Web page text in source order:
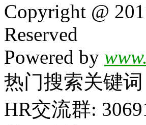
Copyright @
Reserved
Powered by
热门搜索关键词
HR交流群: